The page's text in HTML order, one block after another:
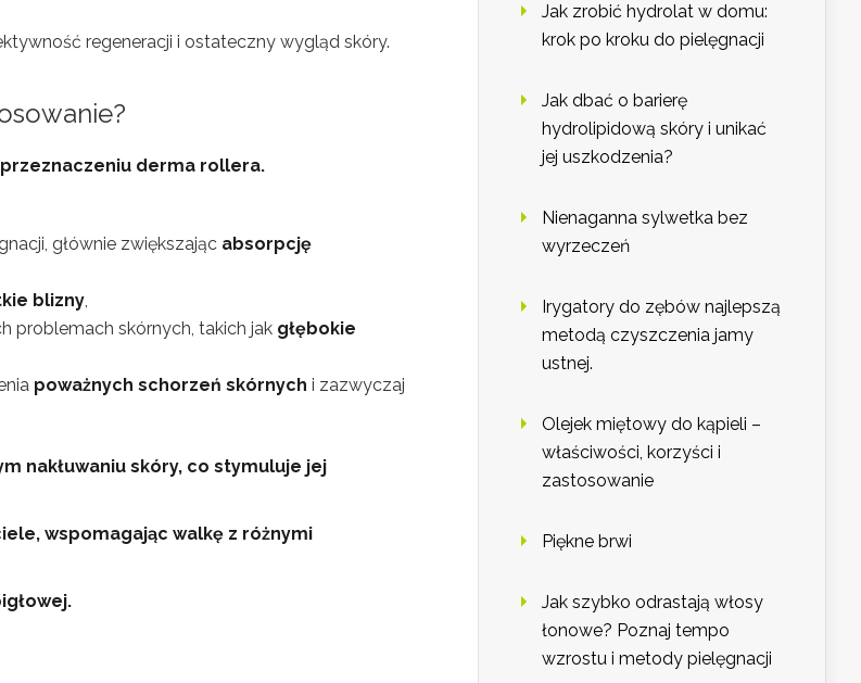
regeneracji i ostateczny wygląd skóry.
derma rollera.
głównie zwiększając absorpcję
blizny,
problemach skórnych, takich jak głębokie
poważnych schorzeń skórnych i zazwyczaj
nakłuwaniu skóry, co stymuluje jej
wspomagając walkę z różnymi
Jak zrobić hydrolat w domu:
krok po kroku do pielęgnacji
Jak dbać o barierę
hydrolipidową skóry i unikać
jej uszkodzenia?
Nienaganna sylwetka bez
wyrzeczeń
Irygatory do zębów najlepszą
metodą czyszczenia jamy
ustnej.
Olejek miętowy do kąpieli –
właściwości, korzyści i
zastosowanie
Piękne brwi
Jak szybko odrastają włosy
łonowe? Poznaj tempo
wzrostu i metody pielęgnacji